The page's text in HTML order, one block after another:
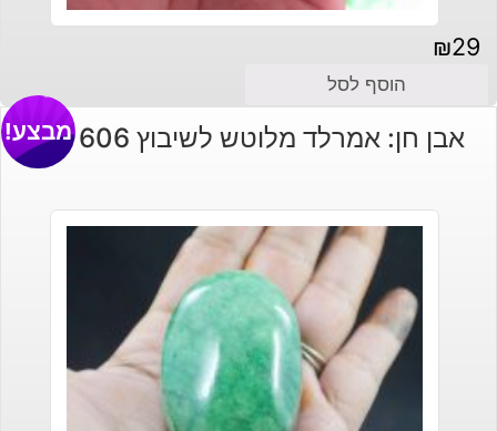
₪29
הוסף לסל
אבן חן: אמרלד מלוטש לשיבוץ 606 קרט מבצע!